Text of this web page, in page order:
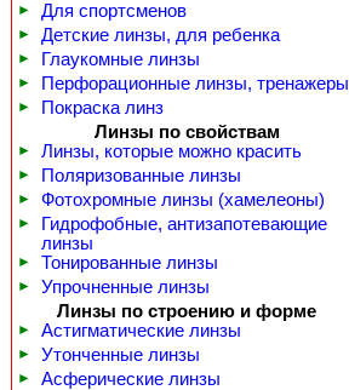
► Для спортсменов
► Детские линзы, для ребенка
► Глаукомные линзы
► Перфорационные линзы, тренажеры
►
Покраска линз
Линзы по свойствам
► Линзы, которые можно красить
► Поляризованные линзы
► Фотохромные линзы (хамелеоны)
►
Гидрофобные, антизапотевающие
линзы
► Тонированные линзы
►
Упрочненные линзы
Линзы по строению и форме
► Астигматические линзы
► Утонченные линзы
► Асферические линзы